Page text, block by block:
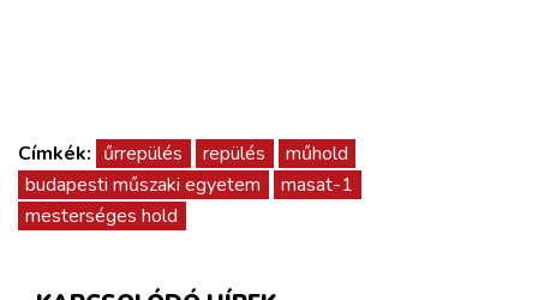
Címkék: űrrepülés repülés
műhold
budapesti műszaki egyetem
masat-1
mesterséges hold